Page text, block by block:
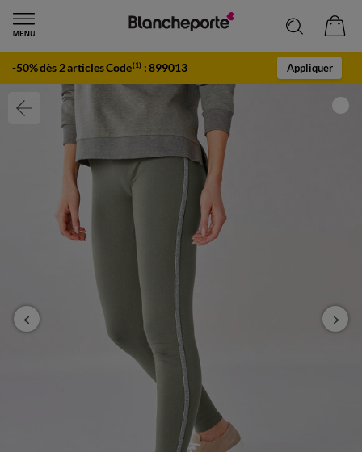
-50% dès 2 articles Code(1) :899013 Appliquer